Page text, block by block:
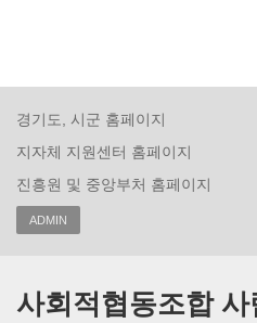
경기도, 시군 홈페이지
지자체 지원센터 홈페이지
진흥원 및 중앙부처 홈페이지
ADMIN
사회적협동조합